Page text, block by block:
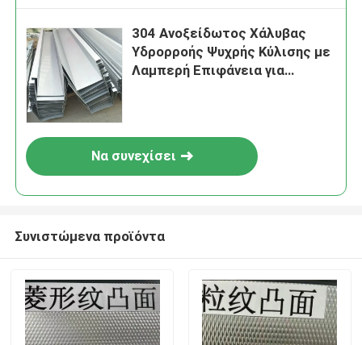
304 Ανοξείδωτος Χάλυβας
Υδρορροής Ψυχρής Κύλισης με
Λαμπερή Επιφάνεια για
Να συνεχίσει
Συνιστώμενα προϊόντα